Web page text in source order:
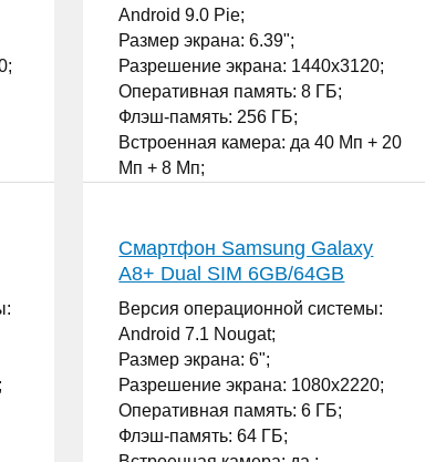
Android 9.0 Pie;
Размер экрана: 6.39";
Разрешение экрана: 1440x3120;
Оперативная память: 8 ГБ;
Флэш-память: 256 ГБ;
Встроенная камера: да 40 Мп + 20
Мп + 8 Мп;
Смартфон Samsung Galaxy
A8+ Dual SIM 6GB/64GB
Версия операционной системы:
Android 7.1 Nougat;
Размер экрана: 6";
Разрешение экрана: 1080x2220;
Оперативная память: 6 ГБ;
Флэш-память: 64 ГБ;